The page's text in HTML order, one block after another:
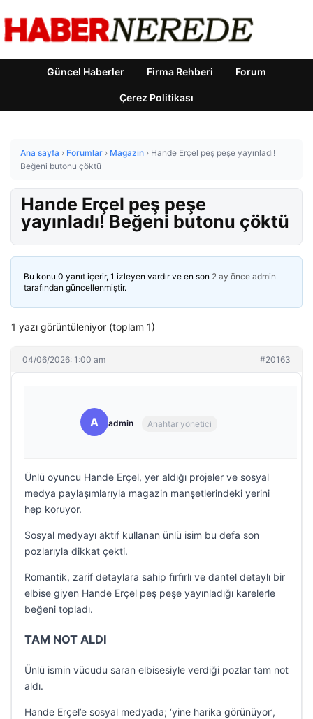
Güncel Haberler Firma Rehberi Forum
Çerez Politikası
Ana sayfa › Forumlar › Magazin › Hande Erçel peş peşe yayınladı!
Beğeni butonu çöktü
Hande Erçel peş peşe
yayınladı! Beğeni butonu çöktü
Bu konu 0 yanıt içerir, 1 izleyen vardır ve en son 2 ay önce admin
tarafından güncellenmiştir.
1 yazı görüntüleniyor (toplam 1)
04/06/2026: 1:00 am #20163
A admin Anahtar yönetici
Ünlü oyuncu Hande Erçel, yer aldığı projeler ve sosyal
medya paylaşımlarıyla magazin manşetlerindeki yerini
hep koruyor.
Sosyal medyayı aktif kullanan ünlü isim bu defa son
pozlarıyla dikkat çekti.
Romantik, zarif detaylara sahip fırfırlı ve dantel detaylı bir
elbise giyen Hande Erçel peş peşe yayınladığı karelerle
beğeni topladı.
TAM NOT ALDI
Ünlü ismin vücudu saran elbisesiyle verdiği pozlar tam not
aldı.
Hande Erçel’e sosyal medyada; ‘yine harika görünüyor’,